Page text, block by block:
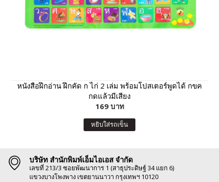
หนังสือฝึกอ่าน ฝึกคัด ก ไก่ 2 เล่ม พร้อมโปสเตอร์พูดได้ กขค
กดแล้วมีเสียง
169 บาท
หยิบใส่รถเข็น
บริษัท สำนักพิมพ์เอ็มไอเอส จำกัด
เลขที่ 213/3 ซอยพัฒนาการ 1 (สาธุประดิษฐ์ 34 แยก 6)
แขวงบางโพงพาง เขตยานนาวา กรุงเทพฯ 10120